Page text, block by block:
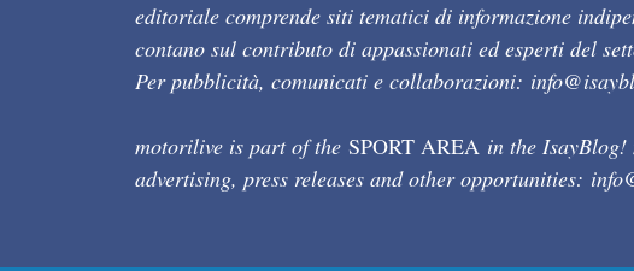
editoriale comprende siti tematici di informazione
contano sul contributo di appassionati ed esperti del
Per pubblicità, comunicati e collaborazioni:
motorilive is part of the SPORT AREA in the
advertising, press releases and other opportunities: